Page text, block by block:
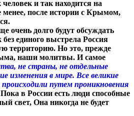
человек и так находится на
после истории с Крымом,
очень долго будут обсуждать
единого выстрела Россия
территорию. Но это, прежде
наши молитвы. И самое
не страны, не отдельные
изменения в мире. Все великие
происходили путем проникновения
в России есть люди способные
свет, Она никогда не будет